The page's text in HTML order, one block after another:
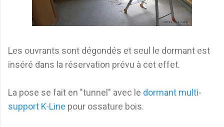
Les ouvrants sont dégondés et seul le dormant est
inséré dans la réservation prévu à cet effet.
La pose se fait en "tunnel" avec le dormant multi-
support K-Line pour ossature bois.